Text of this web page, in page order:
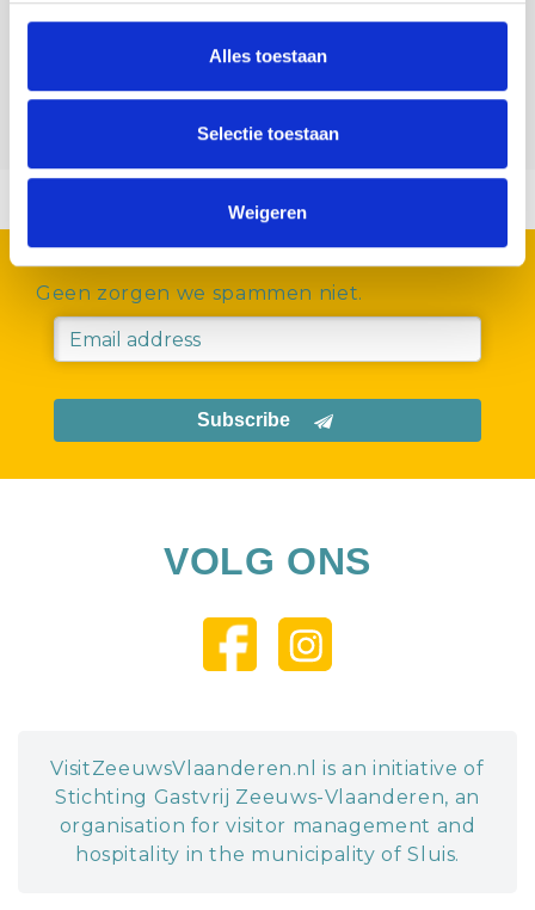
Alles toestaan
Selectie toestaan
Weigeren
On the farm
Weekly markets
Geen zorgen we spammen niet.
Subscribe
VOLG ONS
VisitZeeuwsVlaanderen.nl is an initiative of
Stichting Gastvrij Zeeuws-Vlaanderen, an
organisation for visitor management and
hospitality in the municipality of Sluis.